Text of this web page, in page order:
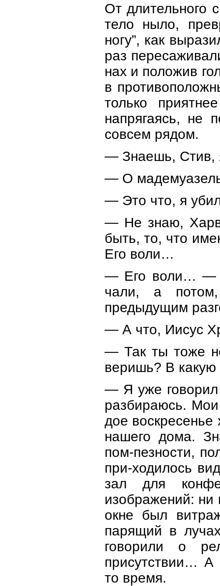
От длительного
тело ныло,
ногу”, как
раз
нах и положив
в
только
напрягаясь, не
совсем рядом.
— Знаешь, Стив,
— О
— Это что, я
— Не знаю,
быть, то, что
Его воли…
— Его воли… —
чали, а
предыдущим
— А что, Иисус
— Так ты тоже
веришь? В
— Я уже говорил
разбираюсь.
дое воскресенье
нашего дома.
пом-пезности,
при-ходилось
зал для
изображений: ни
окне был
парящий в
говорили о
присутствии…
то время.